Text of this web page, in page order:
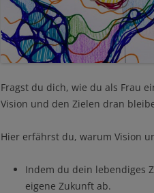
Fragst du dich, wie du als Frau
Vision und den Zielen dran
Hier erfährst du, warum Vision
Indem du dein lebendiges
eigene Zukunft ab.